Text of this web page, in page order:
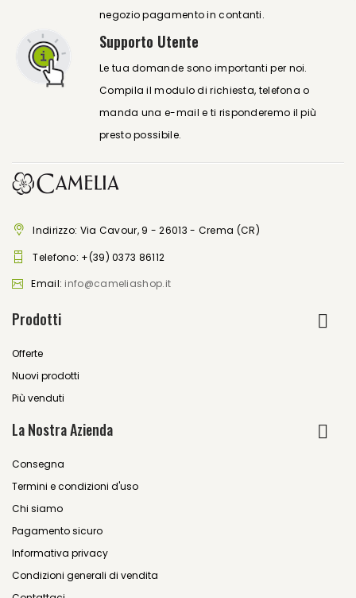
negozio pagamento in contanti.
Supporto Utente
Le tua domande sono importanti per noi.
Compila il modulo di richiesta, telefona o
manda una e-mail e ti risponderemo il più
presto possibile.
Indirizzo: Via Cavour, 9 - 26013 - Crema (CR)
Telefono: +(39) 0373 86112
Email: info@cameliashop.it
Prodotti
Offerte
Nuovi prodotti
Più venduti
La Nostra Azienda
Consegna
Termini e condizioni d'uso
Chi siamo
Pagamento sicuro
Informativa privacy
Condizioni generali di vendita